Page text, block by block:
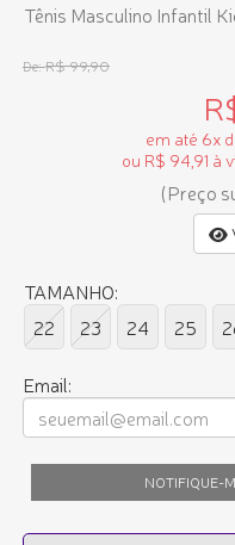
Tênis Masculino Infantil
De:R$ 99,90
em até 6x
ou R$ 94,91 à
(Preço
TAMANHO:
22
23 24 25
Email:
NOTIFIQUE-